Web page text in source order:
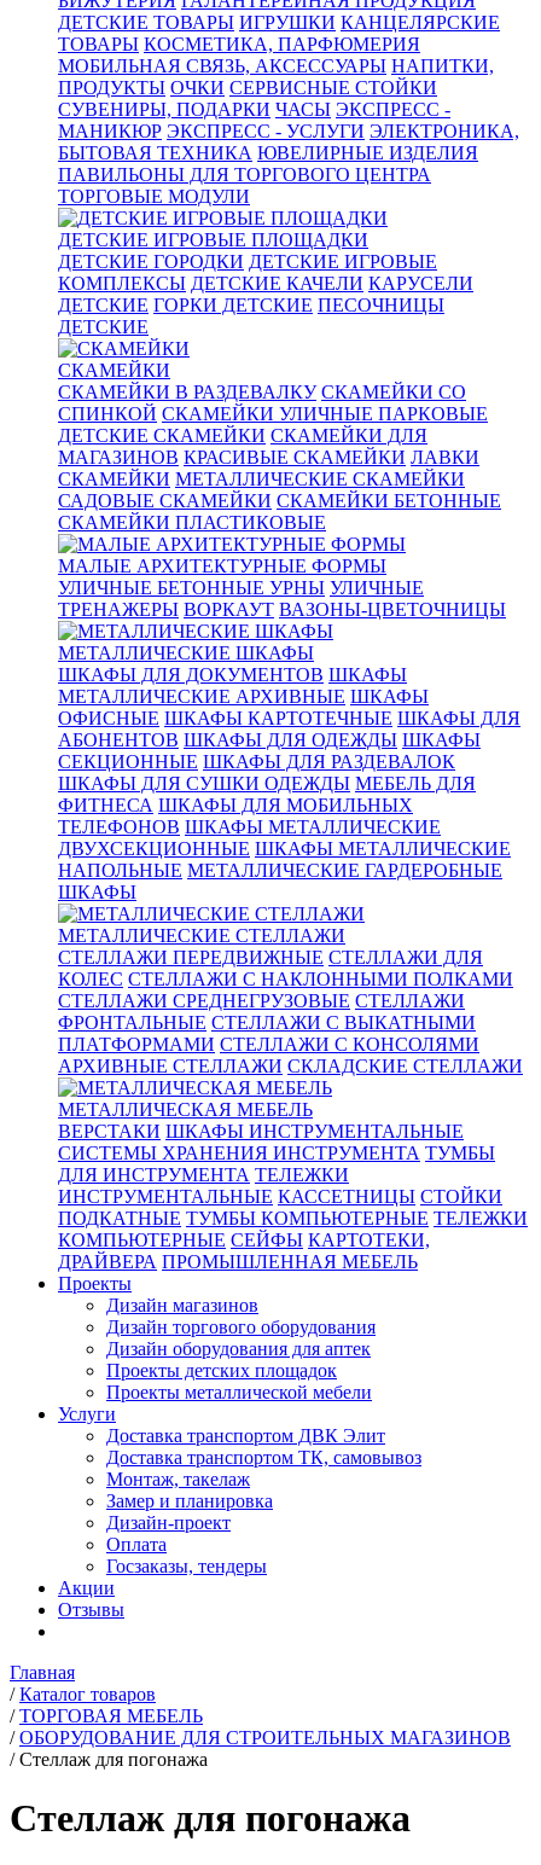
ДЕТСКИЕ ТОВАРЫ ИГРУШКИ КАНЦЕЛЯРСКИЕ
ТОВАРЫ КОСМЕТИКА, ПАРФЮМЕРИЯ
МОБИЛЬНАЯ СВЯЗЬ, АКСЕССУАРЫ НАПИТКИ,
ПРОДУКТЫ ОЧКИ СЕРВИСНЫЕ СТОЙКИ
СУВЕНИРЫ, ПОДАРКИ ЧАСЫ ЭКСПРЕСС -
МАНИКЮР ЭКСПРЕСС - УСЛУГИ ЭЛЕКТРОНИКА,
БЫТОВАЯ ТЕХНИКА ЮВЕЛИРНЫЕ ИЗДЕЛИЯ
ПАВИЛЬОНЫ ДЛЯ ТОРГОВОГО ЦЕНТРА
ТОРГОВЫЕ МОДУЛИ
ДЕТСКИЕ ИГРОВЫЕ ПЛОЩАДКИ
ДЕТСКИЕ ГОРОДКИ ДЕТСКИЕ ИГРОВЫЕ
КОМПЛЕКСЫ ДЕТСКИЕ КАЧЕЛИ КАРУСЕЛИ
ДЕТСКИЕ ГОРКИ ДЕТСКИЕ ПЕСОЧНИЦЫ
ДЕТСКИЕ
СКАМЕЙКИ
СКАМЕЙКИ В РАЗДЕВАЛКУ СКАМЕЙКИ СО
СПИНКОЙ СКАМЕЙКИ УЛИЧНЫЕ ПАРКОВЫЕ
ДЕТСКИЕ СКАМЕЙКИ СКАМЕЙКИ ДЛЯ
МАГАЗИНОВ КРАСИВЫЕ СКАМЕЙКИ ЛАВКИ
СКАМЕЙКИ МЕТАЛЛИЧЕСКИЕ СКАМЕЙКИ
САДОВЫЕ СКАМЕЙКИ СКАМЕЙКИ БЕТОННЫЕ
СКАМЕЙКИ ПЛАСТИКОВЫЕ
МАЛЫЕ АРХИТЕКТУРНЫЕ ФОРМЫ
УЛИЧНЫЕ БЕТОННЫЕ УРНЫ УЛИЧНЫЕ
ТРЕНАЖЕРЫ ВОРКАУТ ВАЗОНЫ-ЦВЕТОЧНИЦЫ
МЕТАЛЛИЧЕСКИЕ ШКАФЫ
ШКАФЫ ДЛЯ ДОКУМЕНТОВ ШКАФЫ
МЕТАЛЛИЧЕСКИЕ АРХИВНЫЕ ШКАФЫ
ОФИСНЫЕ ШКАФЫ КАРТОТЕЧНЫЕ ШКАФЫ ДЛЯ
АБОНЕНТОВ ШКАФЫ ДЛЯ ОДЕЖДЫ ШКАФЫ
СЕКЦИОННЫЕ ШКАФЫ ДЛЯ РАЗДЕВАЛОК
ШКАФЫ ДЛЯ СУШКИ ОДЕЖДЫ МЕБЕЛЬ ДЛЯ
ФИТНЕСА ШКАФЫ ДЛЯ МОБИЛЬНЫХ
ТЕЛЕФОНОВ ШКАФЫ МЕТАЛЛИЧЕСКИЕ
ДВУХСЕКЦИОННЫЕ ШКАФЫ МЕТАЛЛИЧЕСКИЕ
НАПОЛЬНЫЕ МЕТАЛЛИЧЕСКИЕ ГАРДЕРОБНЫЕ
ШКАФЫ
МЕТАЛЛИЧЕСКИЕ СТЕЛЛАЖИ
СТЕЛЛАЖИ ПЕРЕДВИЖНЫЕ СТЕЛЛАЖИ ДЛЯ
КОЛЕС СТЕЛЛАЖИ С НАКЛОННЫМИ ПОЛКАМИ
СТЕЛЛАЖИ СРЕДНЕГРУЗОВЫЕ СТЕЛЛАЖИ
ФРОНТАЛЬНЫЕ СТЕЛЛАЖИ С ВЫКАТНЫМИ
ПЛАТФОРМАМИ СТЕЛЛАЖИ С КОНСОЛЯМИ
АРХИВНЫЕ СТЕЛЛАЖИ СКЛАДСКИЕ СТЕЛЛАЖИ
МЕТАЛЛИЧЕСКАЯ МЕБЕЛЬ
ВЕРСТАКИ ШКАФЫ ИНСТРУМЕНТАЛЬНЫЕ
СИСТЕМЫ ХРАНЕНИЯ ИНСТРУМЕНТА ТУМБЫ
ДЛЯ ИНСТРУМЕНТА ТЕЛЕЖКИ
ИНСТРУМЕНТАЛЬНЫЕ КАССЕТНИЦЫ СТОЙКИ
ПОДКАТНЫЕ ТУМБЫ КОМПЬЮТЕРНЫЕ ТЕЛЕЖКИ
КОМПЬЮТЕРНЫЕ СЕЙФЫ КАРТОТЕКИ,
ДРАЙВЕРА ПРОМЫШЛЕННАЯ МЕБЕЛЬ
Проекты
Дизайн магазинов
Дизайн торгового оборудования
Дизайн оборудования для аптек
Проекты детских площадок
Проекты металлической мебели
Услуги
Доставка транспортом ДВК Элит
Доставка транспортом ТК, самовывоз
Монтаж, такелаж
Замер и планировка
Дизайн-проект
Оплата
Госзаказы, тендеры
Акции
Отзывы
Главная
/ Каталог товаров
/ ТОРГОВАЯ МЕБЕЛЬ
/ ОБОРУДОВАНИЕ ДЛЯ СТРОИТЕЛЬНЫХ МАГАЗИНОВ
/ Стеллаж для погонажа
Стеллаж для погонажа